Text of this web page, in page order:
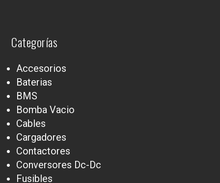
Categorías
Accesorios
Baterias
BMS
Bomba Vacio
Cables
Cargadores
Contactores
Conversores Dc-Dc
Fusibles